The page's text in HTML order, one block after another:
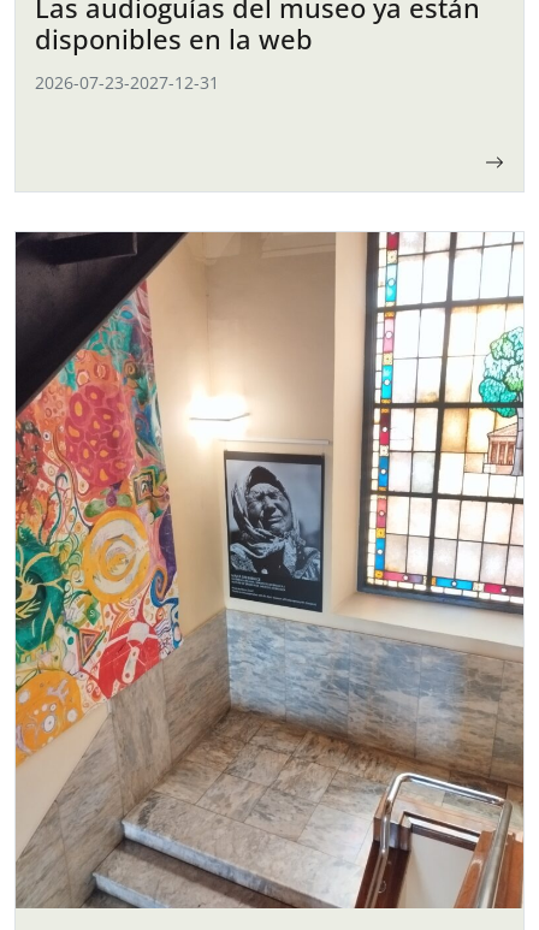
Las audioguías del museo ya están
disponibles en la web
2026-07-23-2027-12-31